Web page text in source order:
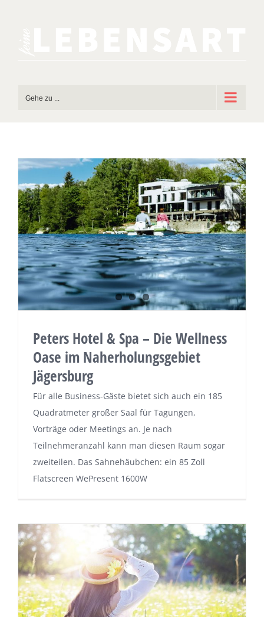
Gehe zu ...
Peters Hotel & Spa – Die Wellness
Oase im Naherholungsgebiet
Jägersburg
Für alle Business-Gäste bietet sich auch ein 185
Quadratmeter großer Saal für Tagungen,
Vorträge oder Meetings an. Je nach
Teilnehmeranzahl kann man diesen Raum sogar
zweiteilen. Das Sahnehäubchen: ein 85 Zoll
Flatscreen WePresent 1600W